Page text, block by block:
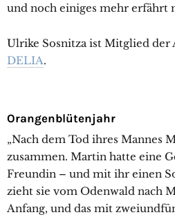
und noch einiges mehr erfährt
Ulrike Sosnitza ist Mitglied
DELIA.
Orangenblütenjahr
„Nach dem Tod ihres Mannes
zusammen. Martin hatte eine
Freundin – und mit ihr einen
zieht sie vom Odenwald nach
Anfang, und das mit